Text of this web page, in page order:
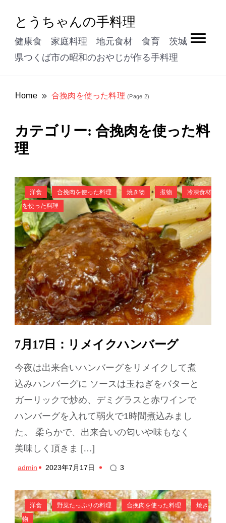
とうちゃんの手料理
健康食 家庭料理 地元食材 食育 茨城
県つくば市の昭和のおやじが作る手料理
Home 合挽肉を使った料理 (Page 2)
カテゴリー: 合挽肉を使った料
理
洋食 合挽肉を使った料理 焼き物 煮物
冷凍食材
を使った料理
7月17日：リメイクハンバーグ
今夜は出来合いハンバーグをリメイクして煮
込みハンバーグに ソースは玉ねぎをバターと
ガーリックで炒め、デミグラスと赤ワインで
ハンバーグを入れて弱火で1時間煮込みまし
た。 柔らかで、出来合いの匂いや味もなく
美味しく頂きま […]
admin 2023年7月17日 3
洋食 野菜たっぷりの料理 合挽肉を使った料理
焼き
物